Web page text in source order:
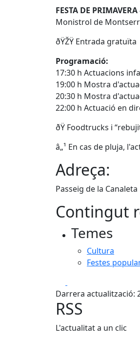
FESTA DE
Monistrol de
ðŸŽŸ️ Entrada gratuïta
Programació:
17:30 h Actuacions
19:00 h Mostra
20:30 h Mostra
22:00 h Actuació en
ðŸ Foodtrucks i
â„¹️ En cas de pluja,
Adreça:
Passeig de la Canaleta
Contingut
Temes
Cultura
Festes
Darrera actualització:
RSS
L'actualitat a un clic